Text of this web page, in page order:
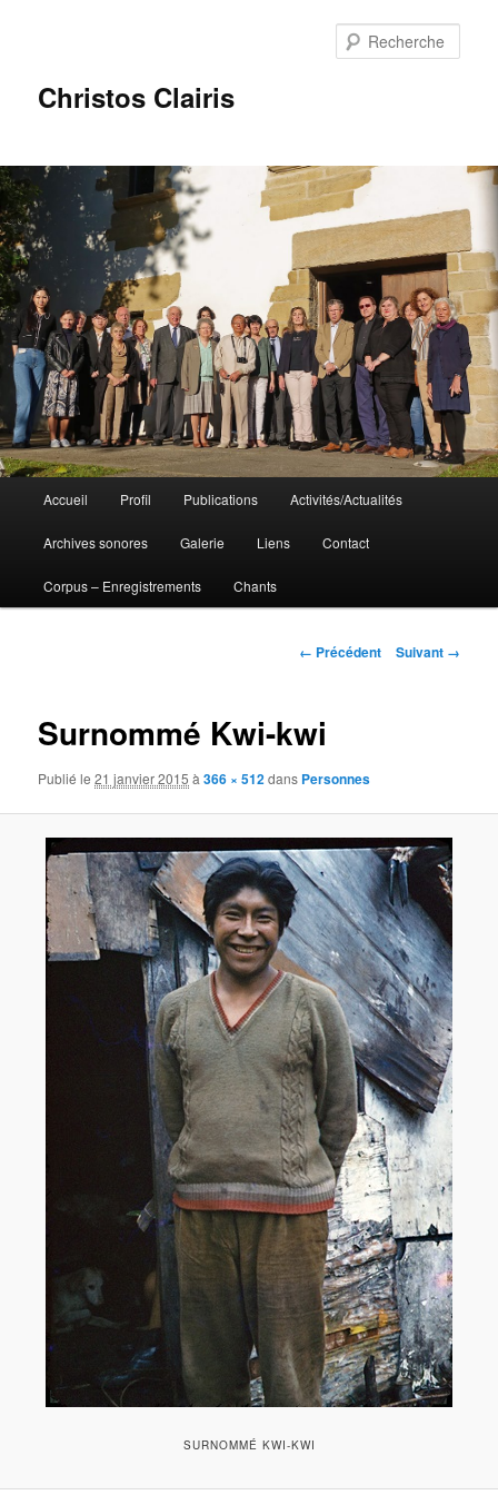
Christos Clairis
principal
Aller
au
contenu
Accueil Profil Publications Activités/Actualités
Archives sonores Galerie Liens Contact
Corpus – Enregistrements Chants
Navigation
← Précédent Suivant →
Surnommé Kwi-kwi
Publié le21 janvier 2015 à366 × 512dans Personnes
SURNOMMÉ KWI-KWI